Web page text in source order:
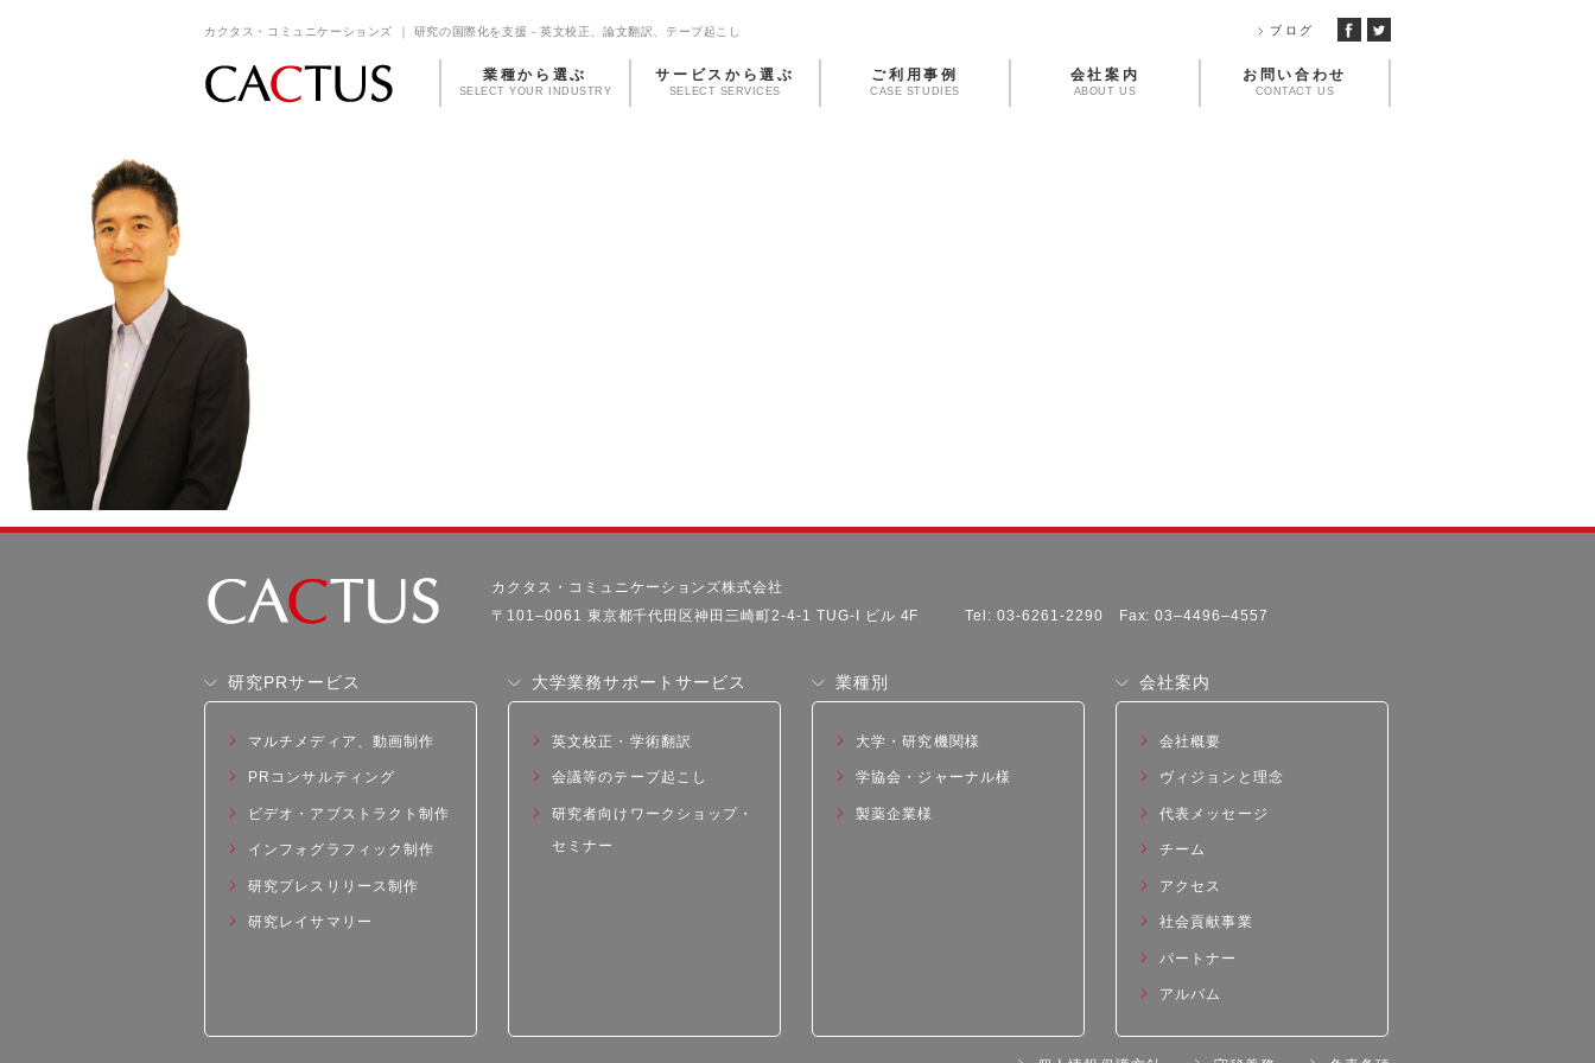
カクタス・コミュニケーションズ ｜ 研究の国際化を支援 - 英文校正、論文翻訳、テープ起こし ブログ
業種から選ぶ
SELECT YOUR INDUSTRY
サービスから選ぶ
SELECT SERVICES
ご利用事例
CASE STUDIES
会社案内
ABOUT US
お問い合わせ
CONTACT US
カクタス・コミュニケーションズ株式会社
〒101–0061 東京都千代田区神田三崎町2-4-1 TUG-I ビル 4FTel: 03-6261-2290 Fax: 03–4496–4557
研究PRサービス
マルチメディア、動画制作
PRコンサルティング
ビデオ・アブストラクト制作
インフォグラフィック制作
研究プレスリリース制作
研究レイサマリー
大学業務サポートサービス
英文校正・学術翻訳
会議等のテープ起こし
研究者向けワークショップ・
セミナー
業種別
大学・研究機関様
学協会・ジャーナル様
製薬企業様
会社案内
会社概要
ヴィジョンと理念
代表メッセージ
チーム
アクセス
社会貢献事業
パートナー
アルバム